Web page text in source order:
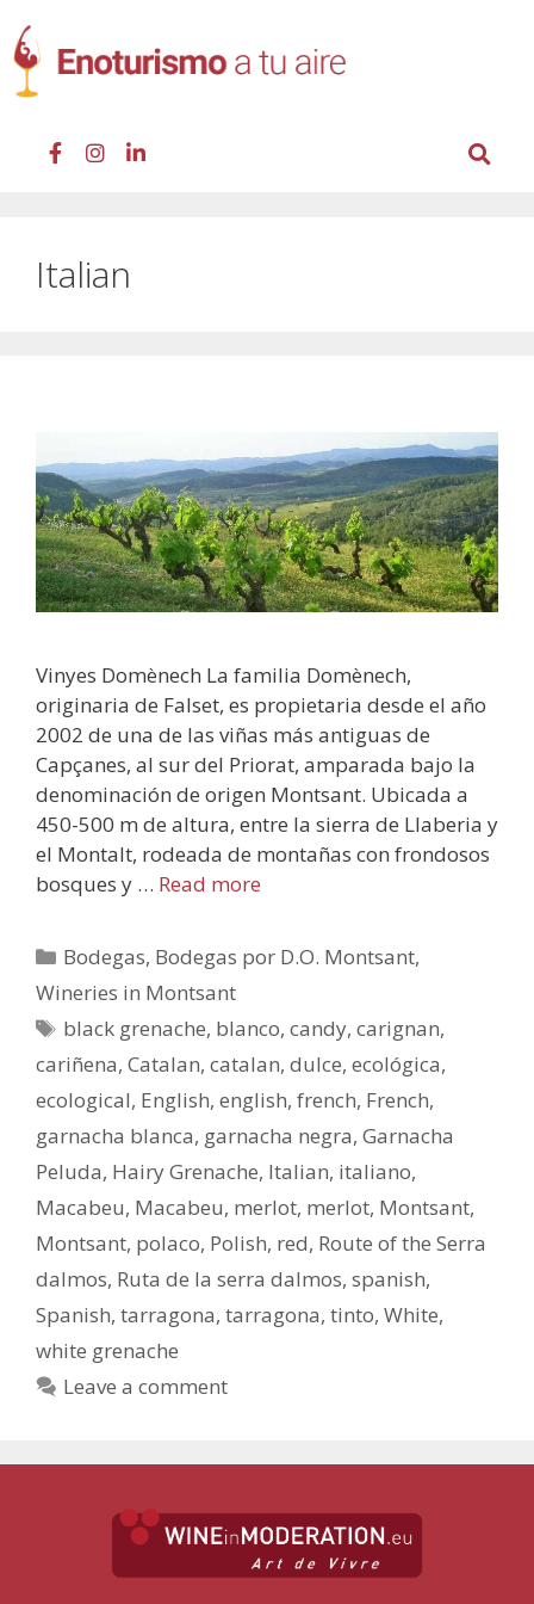
Italian
Vinyes Domènech La familia Domènech,
originaria de Falset, es propietaria desde el año
2002 de una de las viñas más antiguas de
Capçanes, al sur del Priorat, amparada bajo la
denominación de origen Montsant. Ubicada a
450-500 m de altura, entre la sierra de Llaberia y
el Montalt, rodeada de montañas con frondosos
bosques y … Read more
Bodegas, Bodegas por D.O. Montsant,
Wineries in Montsant
black grenache, blanco,candy,carignan,
cariñena, Catalan, catalan, dulce, ecológica,
ecological, English, english, french, French,
garnacha blanca, garnacha negra, Garnacha
Peluda, Hairy Grenache, Italian, italiano,
Macabeu, Macabeu, merlot, merlot, Montsant,
Montsant, polaco, Polish, red, Route of the Serra
dalmos, Ruta de la serra dalmos, spanish,
Spanish, tarragona, tarragona, tinto, White,
white grenache
Leave a comment